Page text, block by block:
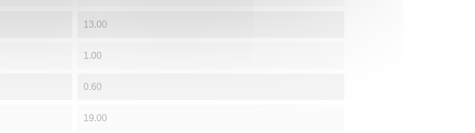
13.00
1.00
0.60
19.00